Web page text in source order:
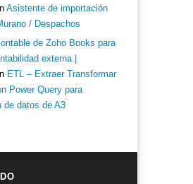
Asistente de importación
/ Despachos
de Zoho Books para
externa |
ETL – Extraer Transformar
Power Query para
de datos de A3